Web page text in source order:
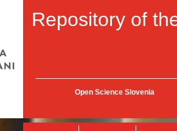
Repository of
Open Science Slovenia